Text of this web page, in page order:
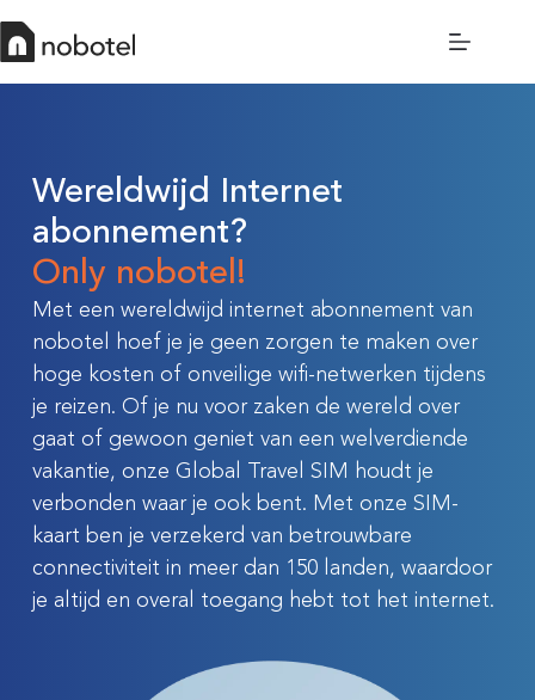
Wereldwijd Internet
abonnement?
Only nobotel!
Met een wereldwijd internet abonnement van
nobotel hoef je je geen zorgen te maken over
hoge kosten of onveilige wifi-netwerken tijdens
je reizen. Of je nu voor zaken de wereld over
gaat of gewoon geniet van een welverdiende
vakantie, onze Global Travel SIM houdt je
verbonden waar je ook bent. Met onze SIM-
kaart ben je verzekerd van betrouwbare
connectiviteit in meer dan 150 landen, waardoor
je altijd en overal toegang hebt tot het internet.